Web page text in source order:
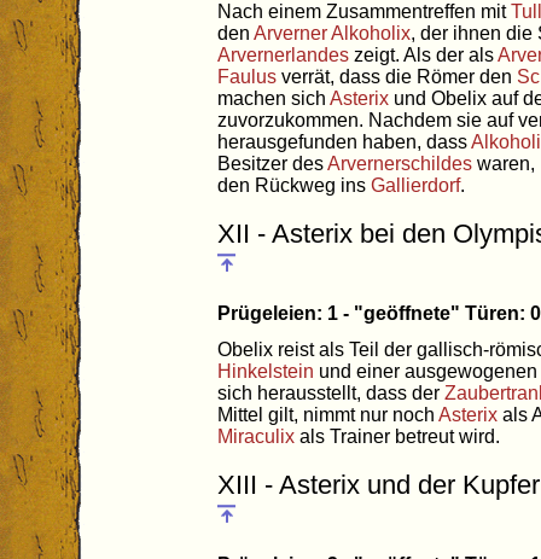
Nach einem Zusammentreffen mit
den ArvernerAlkoholix, der ihnen die
Arvernerlandes zeigt. Als der als
Faulus verrät, dass die Römer den
machen sich Asterix und Obelix auf
zuvorzukommen. Nachdem sie auf
herausgefunden haben, dass
Besitzer desArvernerschildes waren,
den Rückweg ins Gallierdorf.
XII - Asterix bei den
Prügeleien: 1 - "geöffnete" Türen:
Obelix reist als Teil der gallisch-
Hinkelstein und einer
sich herausstellt, dass der
Mittel gilt, nimmt nur noch Asterix als
Miraculix als Trainer betreut wird.
XIII - Asterix und der